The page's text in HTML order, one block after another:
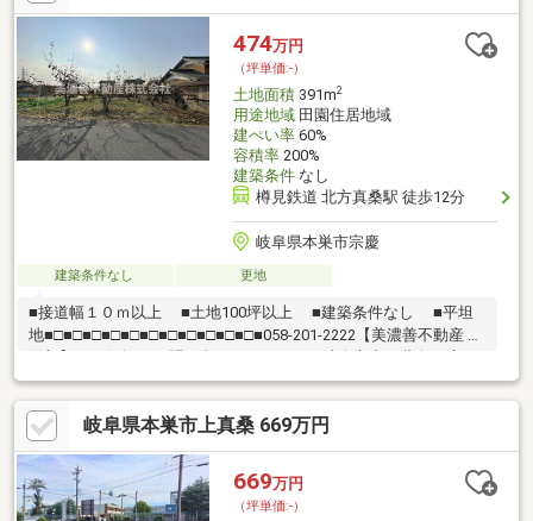
474万円
（坪単価:-）
土地面積391m2
用途地域田園住居地域
建ぺい率60%
容積率200%
建築条件なし
樽見鉄道 北方真桑駅 徒歩12分
岐阜県本巣市宗慶
建築条件なし 更地
■接道幅１０ｍ以上 ■土地100坪以上 ■建築条件なし ■平坦
地■□■□■□■□■□■□■□■□■□■□■□■058-201-2222【美濃善不動産 売
舗・黄色い看板・黄色い車を見かけたことありませんか。私たち
が美濃善不動産です！岐阜を知っている岐阜の不動産エキスパー
ト！土地探しも住まい探しも建築も不動産のことならお任せ下さ
い。■売買保有物件1000件以上！
岐阜県本巣市上真桑 669万円
669万円
（坪単価:-）